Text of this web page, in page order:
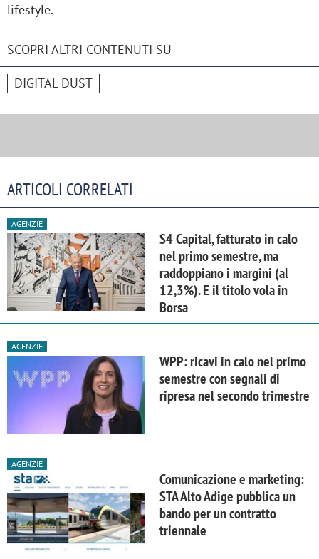
lifestyle.
SCOPRI ALTRI CONTENUTI SU
DIGITAL DUST
ARTICOLI CORRELATI
AGENZIE
S4 Capital, fatturato in calo
nel primo semestre, ma
raddoppiano i margini (al
12,3%). E il titolo vola in
Borsa
AGENZIE
WPP: ricavi in calo nel primo
semestre con segnali di
ripresa nel secondo trimestre
AGENZIE
Comunicazione e marketing:
STA Alto Adige pubblica un
bando per un contratto
triennale